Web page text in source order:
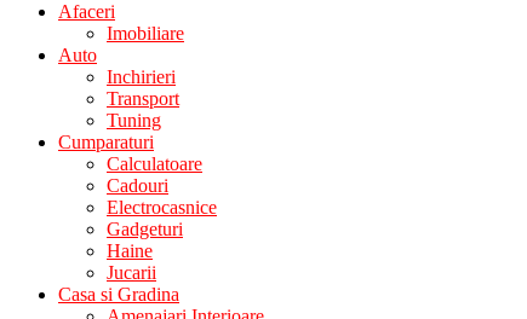
Afaceri
Imobiliare
Auto
Inchirieri
Transport
Tuning
Cumparaturi
Calculatoare
Cadouri
Electrocasnice
Gadgeturi
Haine
Jucarii
Casa si Gradina